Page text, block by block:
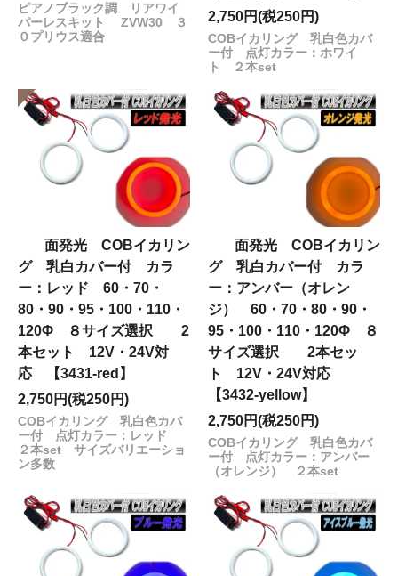
ピアノブラック調 リアワイ
パーレスキット ZVW30 ３
０プリウス適合
2,750円(税250円)
COBイカリング 乳白色カバ
ー付 点灯カラー：ホワイ
ト ２本set
面発光 COBイカリン
グ 乳白カバー付 カラ
ー：レッド 60・70・
80・90・95・100・110・
120Φ ８サイズ選択 2
本セット 12V・24V対
応 【3431-red】
2,750円(税250円)
COBイカリング 乳白色カバ
ー付 点灯カラー：レッド
２本set サイズバリエーショ
ン多数
面発光 COBイカリン
グ 乳白カバー付 カラ
ー：アンバー（オレン
ジ） 60・70・80・90・
95・100・110・120Φ ８
サイズ選択 2本セッ
ト 12V・24V対応
【3432-yellow】
2,750円(税250円)
COBイカリング 乳白色カバ
ー付 点灯カラー：アンバー
（オレンジ） ２本set